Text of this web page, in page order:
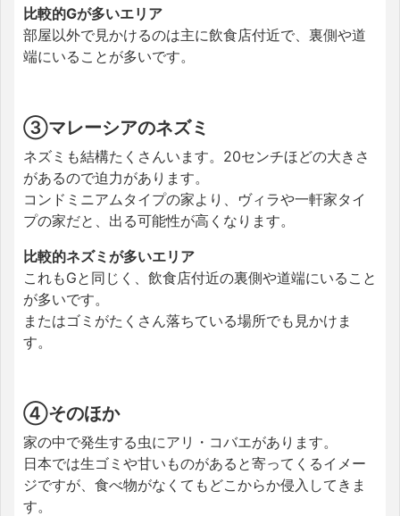
比較的Gが多いエリア
部屋以外で見かけるのは主に飲食店付近で、裏側や道
端にいることが多いです。
③マレーシアのネズミ
ネズミも結構たくさんいます。20センチほどの大きさ
があるので迫力があります。
コンドミニアムタイプの家より、ヴィラや一軒家タイ
プの家だと、出る可能性が高くなります。
比較的ネズミが多いエリア
これもGと同じく、飲食店付近の裏側や道端にいること
が多いです。
またはゴミがたくさん落ちている場所でも見かけま
す。
④そのほか
家の中で発生する虫にアリ・コバエがあります。
日本では生ゴミや甘いものがあると寄ってくるイメー
ジですが、食べ物がなくてもどこからか侵入してきま
す。